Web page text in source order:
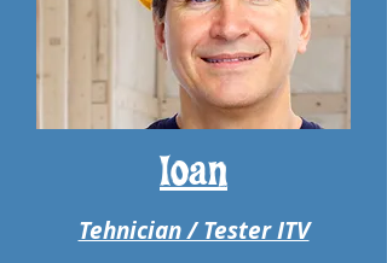
Ioan
Tehnician / Tester ITV